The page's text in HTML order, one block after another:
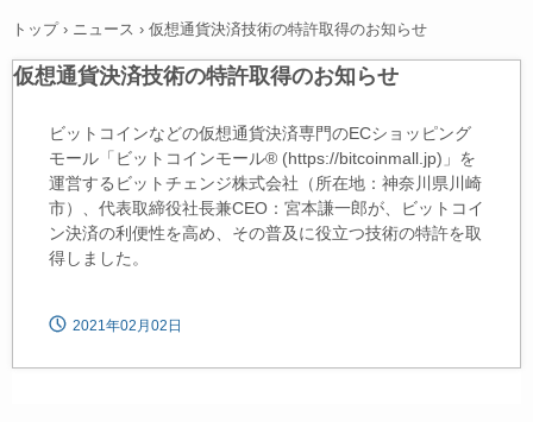
トップ › ニュース › 仮想通貨決済技術の特許取得のお知らせ
仮想通貨決済技術の特許取得のお知らせ
ビットコインなどの仮想通貨決済専門のECショッピング
モール「ビットコインモール® (https://bitcoinmall.jp)」を
運営するビットチェンジ株式会社（所在地：神奈川県川崎
市）、代表取締役社長兼CEO：宮本謙一郎が、ビットコイ
ン決済の利便性を高め、その普及に役立つ技術の特許を取
得しました。
2021年02月02日